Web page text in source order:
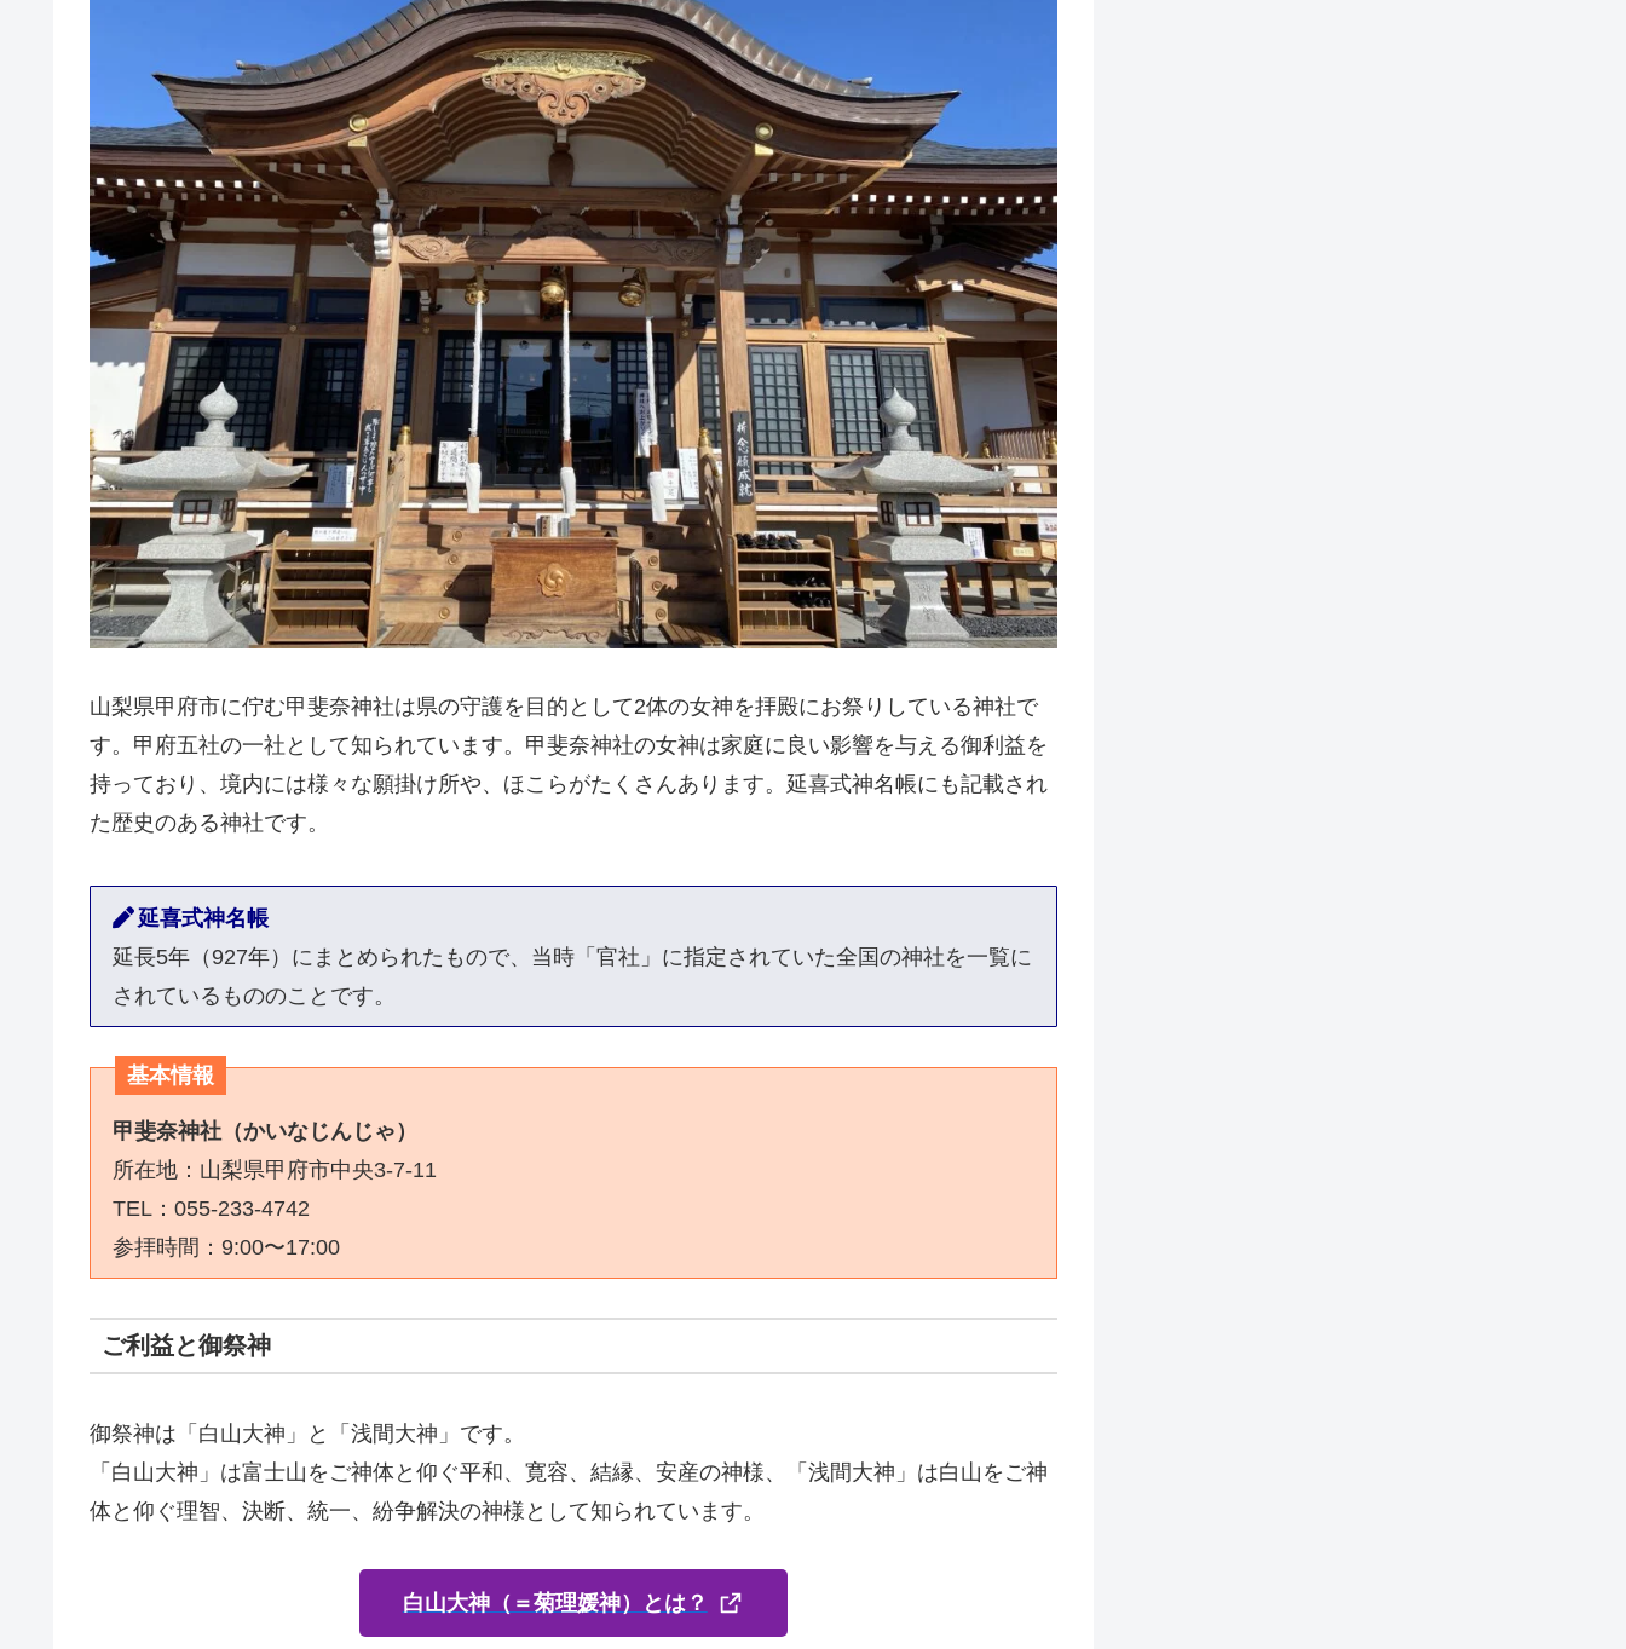
山梨県甲府市に佇む甲斐奈神社は県の守護を目的として2体の女神を拝殿にお祭りしている神社で
す。甲府五社の一社として知られています。甲斐奈神社の女神は家庭に良い影響を与える御利益を
持っており、境内には様々な願掛け所や、ほこらがたくさんあります。延喜式神名帳にも記載され
た歴史のある神社です。
延喜式神名帳
延長5年（927年）にまとめられたもので、当時「官社」に指定されていた全国の神社を一覧に
されているもののことです。
基本情報
甲斐奈神社（かいなじんじゃ）
所在地：山梨県甲府市中央3-7-11
TEL： 055-233-4742
参拝時間：9:00〜17:00
ご利益と御祭神
御祭神は「 白山大神 」と「 浅間大神 」です。
「白山大神」は​富士山をご神体と仰ぐ平和、寛容、結縁、安産の神様、「浅間大神」は白山をご神
体と仰ぐ理智、決断、統一、紛争解決の神様として知られています。
白山大神（＝菊理媛神）とは？